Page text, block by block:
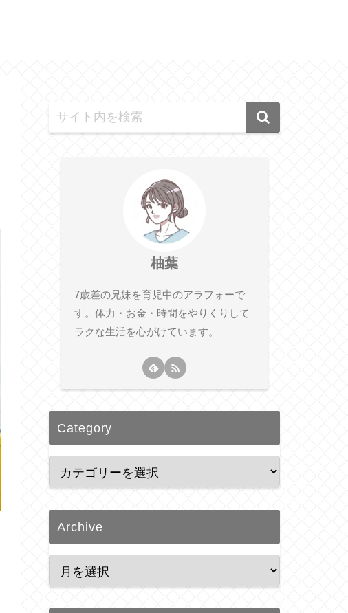
柚葉
7歳差の兄妹を育児中のアラフォーで
す。体力・お金・時間をやりくりして
ラクな生活を心がけています。
Category
Archive